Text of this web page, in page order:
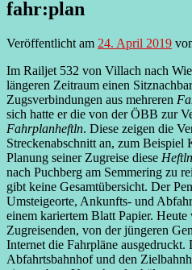
fahr:plan
Veröffentlicht am 24. April 2019
Im Railjet 532 von Villach nach
längeren Zeitraum einen
Zugsverbindungen aus mehreren
sich hatte er die von der ÖBB zur
Fahrplanheftln. Diese zeigen die
Streckenabschnitt an, zum
Planung seiner Zugreise diese Heftln
nach Puchberg am Semmering zu
gibt keine Gesamtübersicht. Der
Umsteigeorte, Ankunfts- und
einem kariertem Blatt Papier.
Zugreisenden, von der jüngeren
Internet die Fahrpläne ausgedruckt.
Abfahrtsbahnhof und den